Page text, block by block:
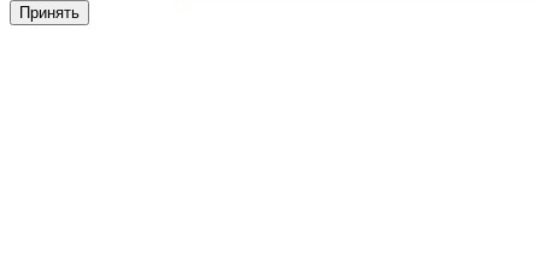
Принять